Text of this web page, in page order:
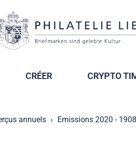
CRÉER CRYPTO
annuels Emissions 2020 - 1908